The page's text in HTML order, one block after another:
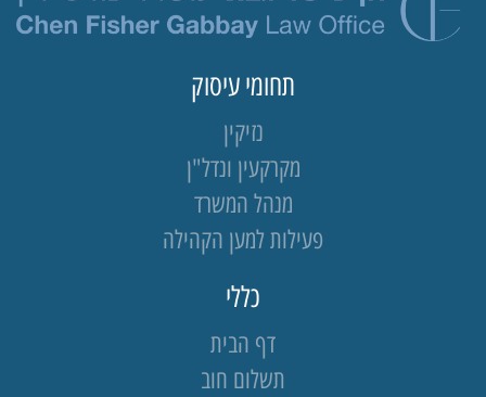
תחומי עיסוק
נזיקין
מקרקעין ונדל"ן
מנהל המשרד
פעילות למען הקהילה
כללי
דף הבית
תשלום חוב